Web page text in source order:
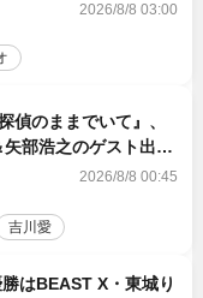
2026/8/8 03:00
偵のままでいて』、
部浩之のゲスト出演
2026/8/8 00:45
吉川愛
はBEAST X・東城り